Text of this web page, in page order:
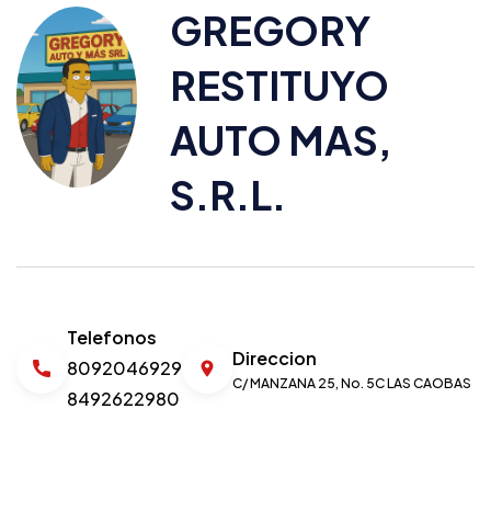
GREGORY
RESTITUYO
AUTO MAS,
S.R.L.
Telefonos
8092046929
8492622980
Direccion
C/ MANZANA 25, No. 5C LAS CAOBAS